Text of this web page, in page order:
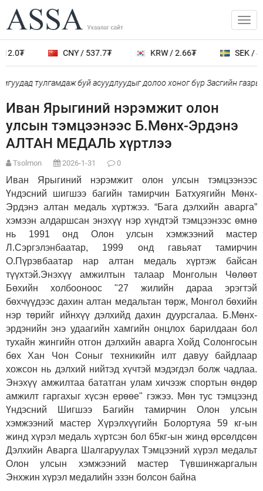
CNY / 537.7₮ KRW / 2.66₮ SEK /
тулгамдаж буй асуудлуудыг долоо хоног бүр Засгийн
Иван Ярыгиний нэрэмжит олон
улсын тэмцээнээс Б.Мөнх-Эрдэнэ
АЛТАН МЕДАЛЬ хүртлээ
Tsolmon 2026-1-31 0
Иван Ярыгиний нэрэмжит олон улсын тэмцээнээс
Үндэсний шигшээ багийн тамирчин Батхуягийн Мөнх-
Эрдэнэ алтан медаль хүртжээ. “Бага дэлхийн аварга”
хэмээн алдаршсан энэхүү нэр хүндтэй тэмцээнээс өмнө
нь 1991 онд Олон улсын хэмжээний мастер
Л.Сэргэлэнбаатар, 1999 онд гавьяат тамирчин
О.Пүрэвбаатар нар алтан медаль хүртэж байсан
түүхтэй.Энэхүү амжилтын талаар Монголын Чөлөөт
Бөхийн холбооноос "27 жилийн дараа эрэгтэй
бөхчүүдээс дахин алтан медальтан төрж, Монгол бөхийн
нэр төрийг ийнхүү дэлхийд дахин дуурсгалаа. Б.Мөнх-
эрдэнийн энэ удаагийн хамгийн онцлох барилдаан бол
тухайн жингийн отгон дэлхийн аварга Хойд Солонгосын
бөх Хан Чон Соныг техникийн илт давуу байдлаар
хожсон нь дэлхий нийтэд хүчтэй мэдэгдэл болж чадлаа.
Энэхүү амжилтаа бататган улам хичээж спортын өндөр
амжилт гаргахыг хүсэн ерөөе" гэжээ. Мөн тус тэмцээнд
Үндэсний Шигшээ Багийн тамирчин Олон улсын
хэмжээний мастер Хүрэлхүүгийн Болортуяа 59 кг-ын
жинд хүрэл медаль хүртсэн бол 65кг-ын жинд өрсөлдсөн
Дэлхийн Аварга Шалгаруулах Тэмцээний хүрэл медальт
Олон улсын хэмжээний мастер Түвшинжаргалын
Энхжин хүрэл медалийн эзэн болсон байна